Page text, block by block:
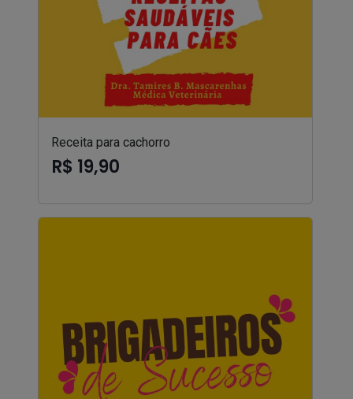
Receita para cachorro
R$ 19,90